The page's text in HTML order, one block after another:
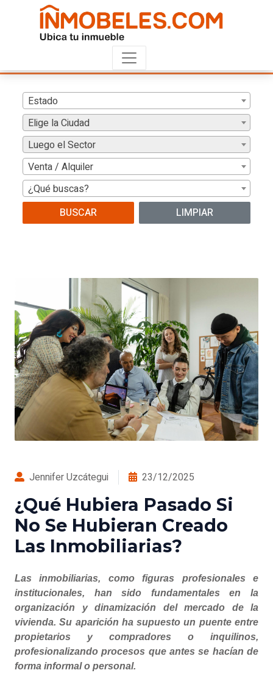
Estado
Elige la Ciudad
Luego el Sector
Venta / Alquiler
¿Qué buscas?
BUSCAR
LIMPIAR
Jennifer Uzcátegui 23/12/2025
¿Qué Hubiera Pasado Si
No Se Hubieran Creado
Las Inmobiliarias?
Las inmobiliarias, como figuras profesionales e
institucionales, han sido fundamentales en la
organización y dinamización del mercado de la
vivienda. Su aparición ha supuesto un puente entre
propietarios y compradores o inquilinos,
profesionalizando procesos que antes se hacían de
forma informal o personal.